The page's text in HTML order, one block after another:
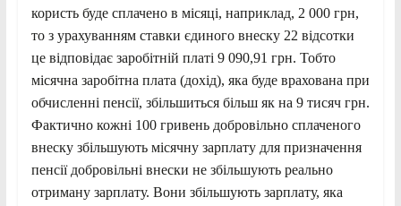
користь буде сплачено в місяці, наприклад, 2 000 грн,
то з урахуванням ставки єдиного внеску 22 відсотки
це відповідає заробітній платі 9 090,91 грн. Тобто
місячна заробітна плата (дохід), яка буде врахована при
обчисленні пенсії, збільшиться більш як на 9 тисяч грн.
Фактично кожні 100 гривень добровільно сплаченого
внеску збільшують місячну зарплату для призначення
пенсії добровільні внески не збільшують реально
отриману зарплату. Вони збільшують зарплату, яка